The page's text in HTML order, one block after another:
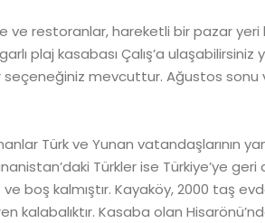
ve restoranlar, hareketli bir pazar yeri
plaj kasabası Çalış’a
mevcuttur. Ağustos sonu
Türk ve Yunan vatandaşlarının
Türkler ise Türkiye’ye
boş kalmıştır. Kayaköy, 2000 taş
kalabalıktır. Kasaba olan